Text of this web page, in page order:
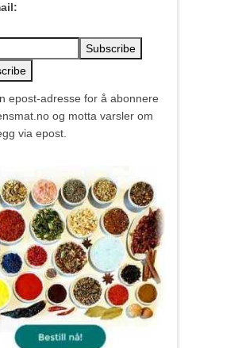
epost-adresse for å abonnere
og motta varsler om
via epost.